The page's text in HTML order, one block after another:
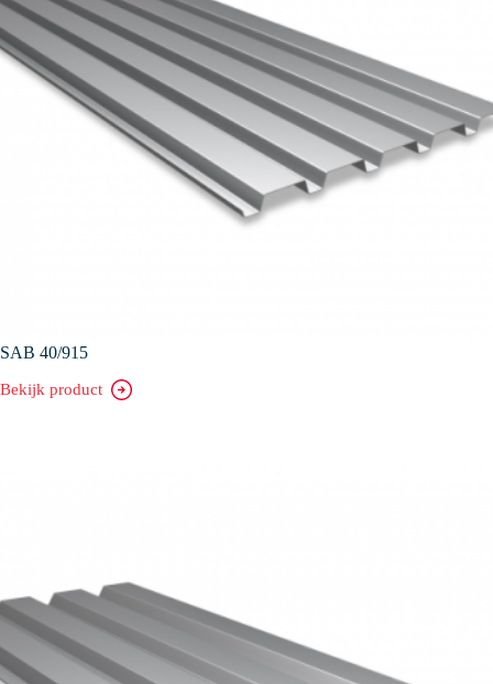
SAB 40/915
Bekijk product
SAB